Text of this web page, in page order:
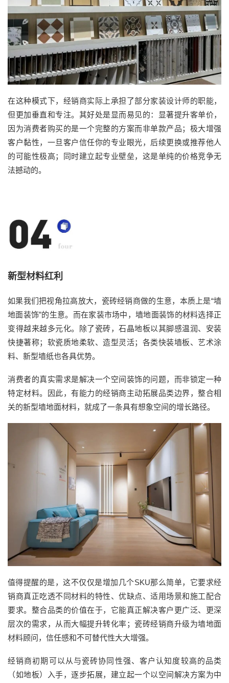
在这种模式下，经销商实际上承担了部分家装设计师的职能，
但更加垂直和专注。其好处是显而易见的：显著提升客单价，
因为消费者购买的是一个完整的方案而非单款产品；极大增强
客户黏性，一旦客户信任你的专业眼光，后续更换或推荐他人
的可能性极高；同时建立起专业壁垒，这是单纯的价格竞争无
法撼动的。
新型材料红利
如果我们把视角拉高放大，瓷砖经销商做的生意，本质上是“墙
地面装饰”的生意。而在家装市场中，墙地面装饰的材料选择正
变得越来越多元化。除了瓷砖，石晶地板以其脚感温润、安装
快捷著称；软瓷质地柔软、造型灵活；各类快装墙板、艺术涂
料、新型墙纸也各具优势。
消费者的真实需求是解决一个空间装饰的问题，而非锁定一种
特定材料。因此，有能力的经销商主动拓展品类边界，整合相
关的新型墙地面材料，就成了一条具有想象空间的增长路径。
值得提醒的是，这不仅仅是增加几个SKU那么简单，它要求经
销商真正吃透不同材料的特性、优缺点、适用场景和施工配合
要求。整合品类的价值在于，它能真正解决客户更广泛、更深
层次的需求，从而大幅提升转化率；瓷砖经销商升级为墙地面
材料顾问，信任感和不可替代性大大增强。
经销商初期可以从与瓷砖协同性强、客户认知度较高的品类
（如地板）入手，逐步拓展，建立起一个以空间解决方案为中